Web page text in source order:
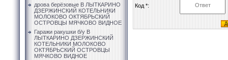
дрова берёзовые В ЛЫТКАРИНО
ДЗЕРЖИНСКИЙ КОТЕЛЬНИКИ
МОЛОКОВО ОКТЯБРЬСКИЙ
ОСТРОВЦЫ МЯЧКОВО ВИДНОЕ
Гаражи ракушки б/у В
ЛЫТКАРИНО ДЗЕРЖИНСКИЙ
КОТЕЛЬНИКИ МОЛОКОВО
ОКТЯБРЬСКИЙ ОСТРОВЦЫ
МЯЧКОВО ВИДНОЕ
Код *: